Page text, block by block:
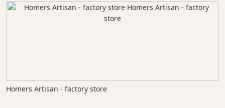
Homers Artisan - factory store